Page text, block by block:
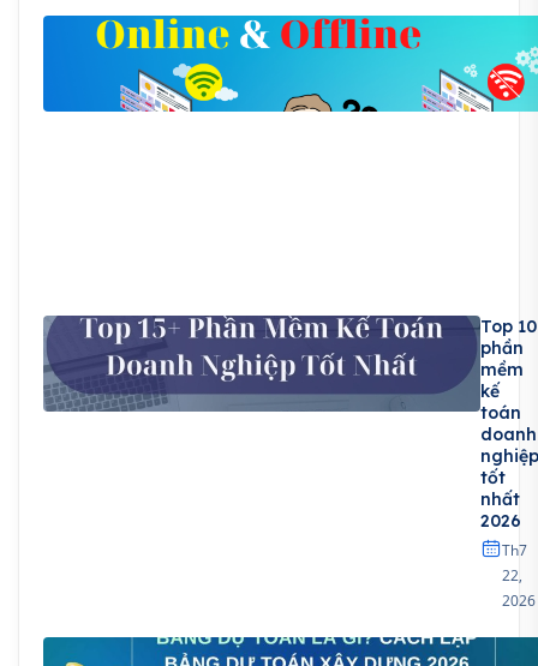
Top 10
phần
mềm
kế
toán
doanh
nghiệp
tốt
nhất
2026
Th7
22,
2026